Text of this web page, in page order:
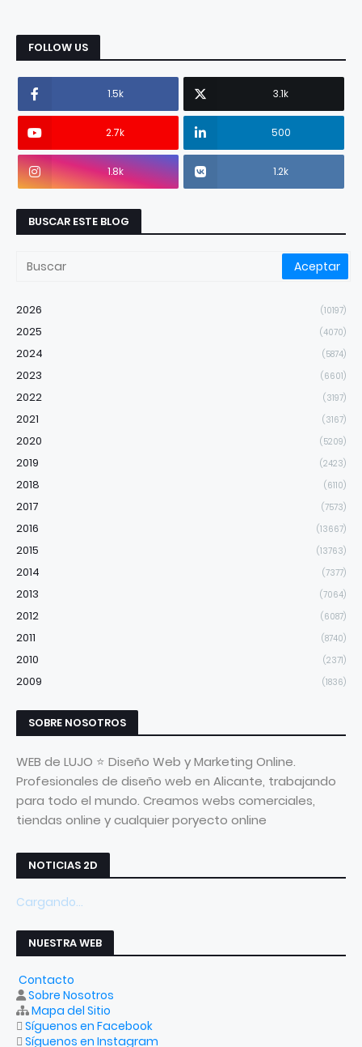
FOLLOW US
1.5k 3.1k
2.7k 500
1.8k 1.2k
BUSCAR ESTE BLOG
2026 (10197)
2025 (4070)
2024 (5874)
2023 (6601)
2022 (3197)
2021 (3167)
2020 (5209)
2019 (2423)
2018 (6110)
2017 (7573)
2016 (13667)
2015 (13763)
2014 (7377)
2013 (7064)
2012 (6087)
2011 (8740)
2010 (2371)
2009 (1836)
SOBRE NOSOTROS
WEB de LUJO ⭐ Diseño Web y Marketing Online.
Profesionales de diseño web en Alicante, trabajando
para todo el mundo. Creamos webs comerciales,
tiendas online y cualquier poryecto online
NOTICIAS 2D
Cargando...
NUESTRA WEB
Contacto
Sobre Nosotros
Mapa del Sitio
Síguenos en Facebook
Síguenos en Instagram